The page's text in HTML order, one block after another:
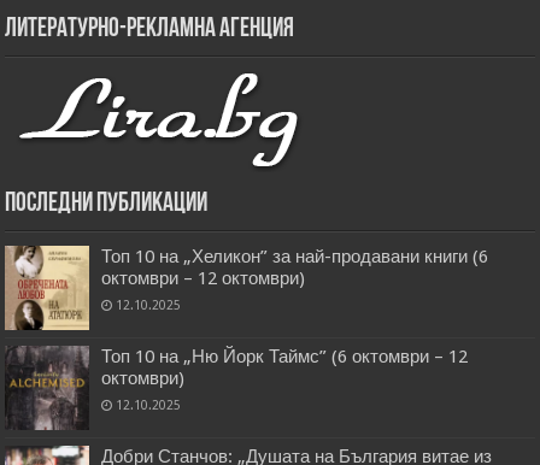
Литературно-рекламна агенция
Последни публикации
Топ 10 на „Хеликон” за най-продавани книги (6
октомври – 12 октомври)
12.10.2025
Топ 10 на „Ню Йорк Таймс” (6 октомври – 12
октомври)
12.10.2025
Добри Станчов: „Душата на България витае из